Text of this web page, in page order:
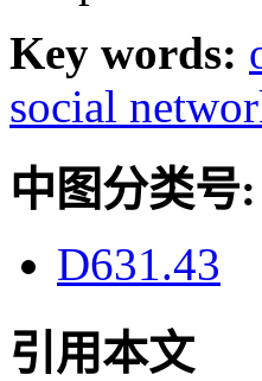
Key words:
social
中图分类号:
D631.43
引用本文